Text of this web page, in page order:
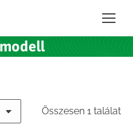
Összesen 1 találat